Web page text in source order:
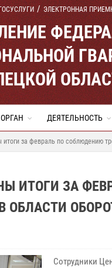
ГОСУСЛУГИ ЭЛЕКТРОННАЯ
ДЕЯТЕЛЬНОСТЬ
за февраль по соблюдению
ИТОГИ ЗА
ОБЛАСТИ
Сотрудники